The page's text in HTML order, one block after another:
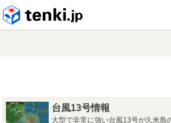
台風13号情報
大型で非常に強い台風13号が久米島